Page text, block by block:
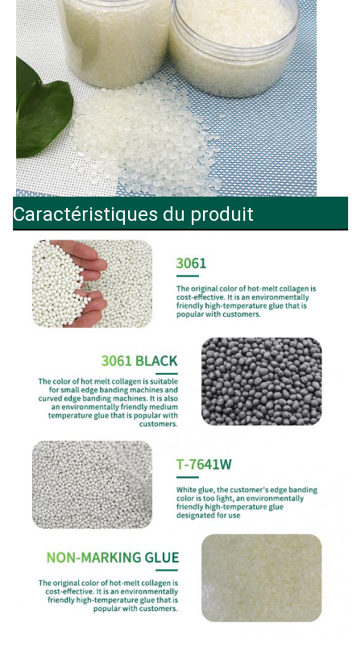
Caractéristiques du produit